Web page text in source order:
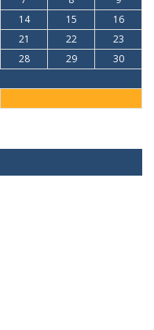
14 15
16
21 22
23
28 29
30